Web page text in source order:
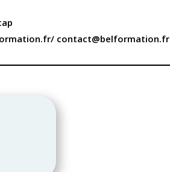
contact@belformation.fr